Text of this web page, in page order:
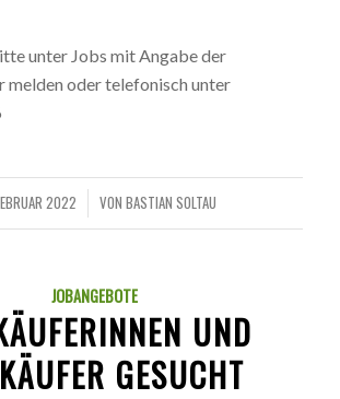
unter Jobs mit Angabe der
melden oder telefonisch unter
2022
/ VONBASTIAN SOLTAU
JOBANGEBOTE
UND
GESUCHT